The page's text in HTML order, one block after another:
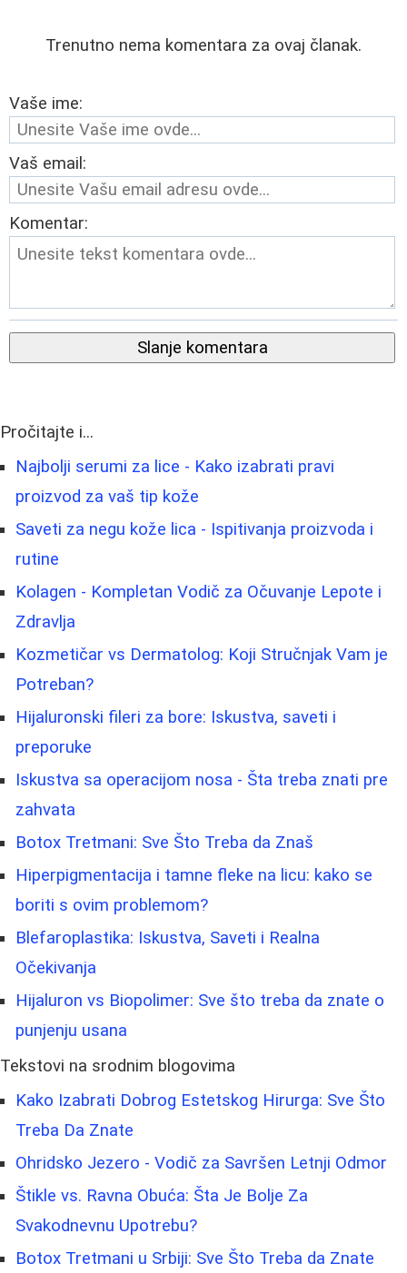
Trenutno nema komentara za ovaj članak.
Vaše ime:
Vaš email:
Komentar:
Slanje komentara
Pročitajte i...
Najbolji serumi za lice - Kako izabrati pravi
proizvod za vaš tip kože
Saveti za negu kože lica - Ispitivanja proizvoda i
rutine
Kolagen - Kompletan Vodič za Očuvanje Lepote i
Zdravlja
Kozmetičar vs Dermatolog: Koji Stručnjak Vam je
Potreban?
Hijaluronski fileri za bore: Iskustva, saveti i
preporuke
Iskustva sa operacijom nosa - Šta treba znati pre
zahvata
Botox Tretmani: Sve Što Treba da Znaš
Hiperpigmentacija i tamne fleke na licu: kako se
boriti s ovim problemom?
Blefaroplastika: Iskustva, Saveti i Realna
Očekivanja
Hijaluron vs Biopolimer: Sve što treba da znate o
punjenju usana
Tekstovi na srodnim blogovima
Kako Izabrati Dobrog Estetskog Hirurga: Sve Što
Treba Da Znate
Ohridsko Jezero - Vodič za Savršen Letnji Odmor
Štikle vs. Ravna Obuća: Šta Je Bolje Za
Svakodnevnu Upotrebu?
Botox Tretmani u Srbiji: Sve Što Treba da Znate